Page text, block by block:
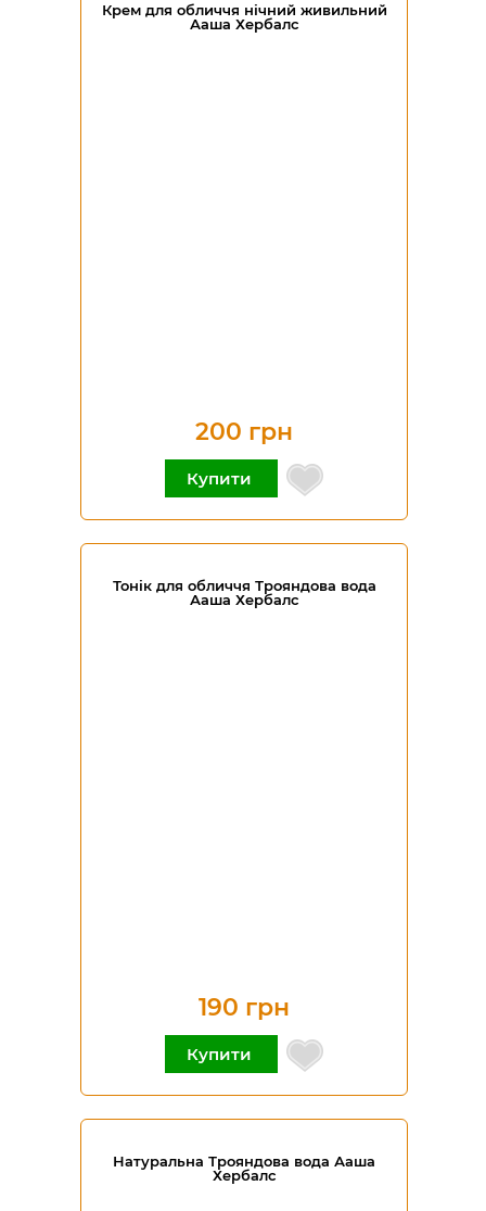
Крем для обличчя нічний живильний
Ааша Хербалс
200 грн
Купити
Тонік для обличчя Трояндова вода
Ааша Хербалс
190 грн
Купити
Натуральна Трояндова вода Ааша
Хербалс